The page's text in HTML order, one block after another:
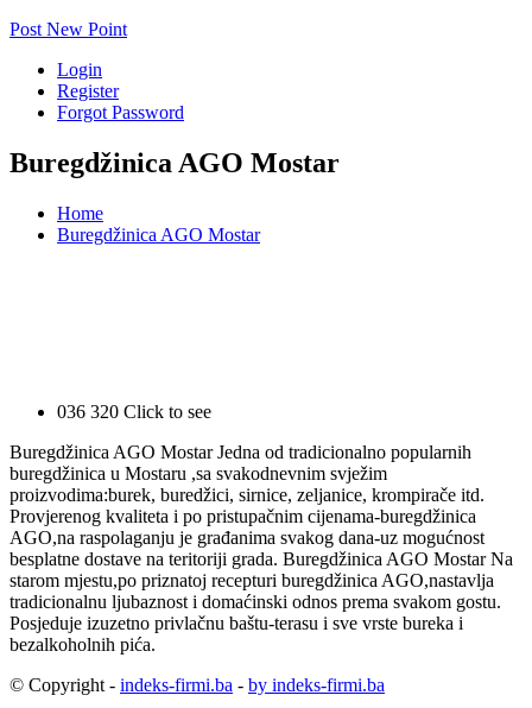
Post New Point
Login
Register
Forgot Password
Buregdžinica AGO Mostar
Home
Buregdžinica AGO Mostar
036 320 Click to see
Buregdžinica AGO Mostar Jedna od tradicionalno popularnih
buregdžinica u Mostaru ,sa svakodnevnim svježim
proizvodima:burek, buredžici, sirnice, zeljanice, krompirače itd.
Provjerenog kvaliteta i po pristupačnim cijenama-buregdžinica
AGO,na raspolaganju je građanima svakog dana-uz mogućnost
besplatne dostave na teritoriji grada. Buregdžinica AGO Mostar Na
starom mjestu,po priznatoj recepturi buregdžinica AGO,nastavlja
tradicionalnu ljubaznost i domaćinski odnos prema svakom gostu.
Posjeduje izuzetno privlačnu baštu-terasu i sve vrste bureka i
bezalkoholnih pića.
© Copyright - indeks-firmi.ba - by indeks-firmi.ba